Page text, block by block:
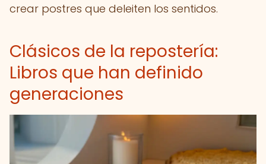
crear postres que deleiten los sentidos.
Clásicos de la repostería:
Libros que han definido
generaciones